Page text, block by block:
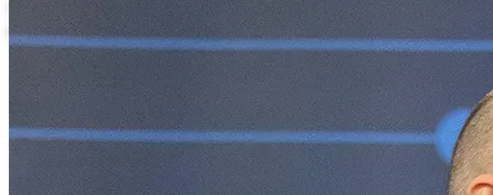
Teilnehmer vor der TMT-Leistungswand zu Software-Entwicklung
und Websites